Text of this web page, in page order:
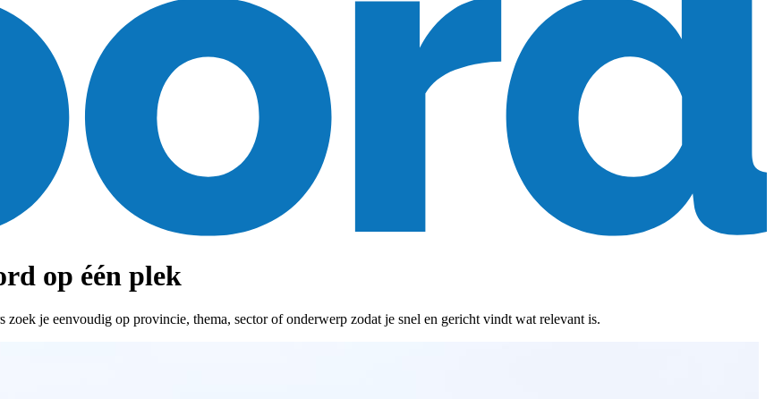
op één plek
je eenvoudig op provincie, thema, sector of onderwerp zodat je snel en gericht vindt wat relevant is.